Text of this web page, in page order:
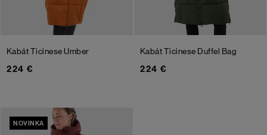
Kabát TicineseUmber
224 €
Kabát Ticinese Duffel Bag
224 €
NOVINKA